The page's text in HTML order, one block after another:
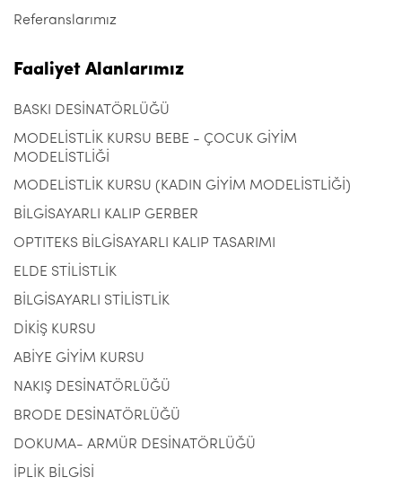
Referanslarımız
Faaliyet Alanlarımız
BASKI DESİNATÖRLÜĞÜ
MODELİSTLİK KURSU BEBE - ÇOCUK GİYİM
MODELİSTLİĞİ
MODELİSTLİK KURSU (KADIN GİYİM MODELİSTLİĞİ)
BİLGİSAYARLI KALIP GERBER
OPTITEKS BİLGİSAYARLI KALIP TASARIMI
ELDE STİLİSTLİK
BİLGİSAYARLI STİLİSTLİK
DİKİŞ KURSU
ABİYE GİYİM KURSU
NAKIŞ DESİNATÖRLÜĞÜ
BRODE DESİNATÖRLÜĞÜ
DOKUMA- ARMÜR DESİNATÖRLÜĞÜ
İPLİK BİLGİSİ